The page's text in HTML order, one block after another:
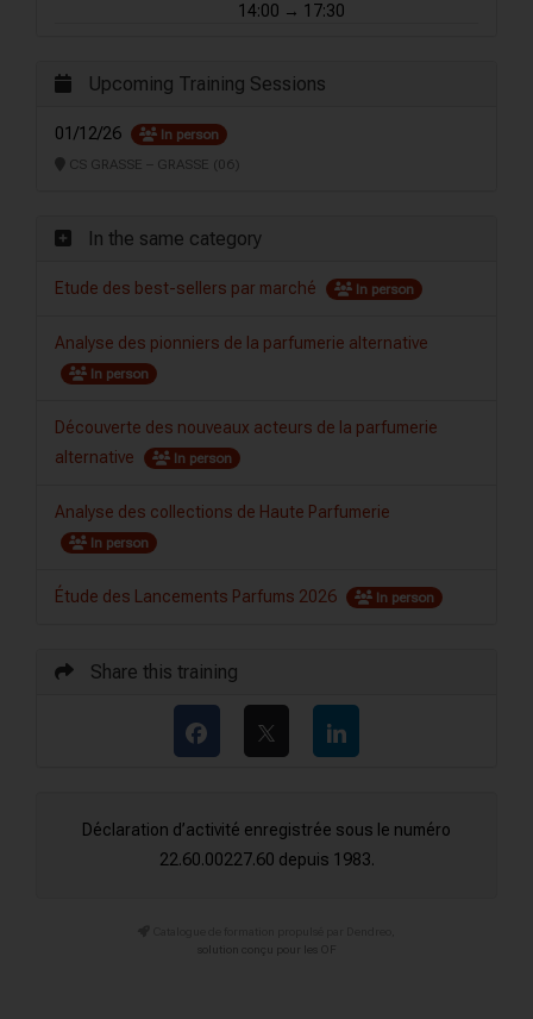
14:00 → 17:30
Upcoming Training Sessions
01/12/26
In person
CS GRASSE – GRASSE (06)
In the same category
Etude des best-sellers par marché In person
Analyse des pionniers de la parfumerie alternative
In person
Découverte des nouveaux acteurs de la parfumerie
alternative
In person
Analyse des collections de Haute Parfumerie
In person
Étude des Lancements Parfums 2026 In person
Share this training
Déclaration d’activité enregistrée sous le numéro
22.60.00227.60 depuis 1983.
solution conçu pour les OF